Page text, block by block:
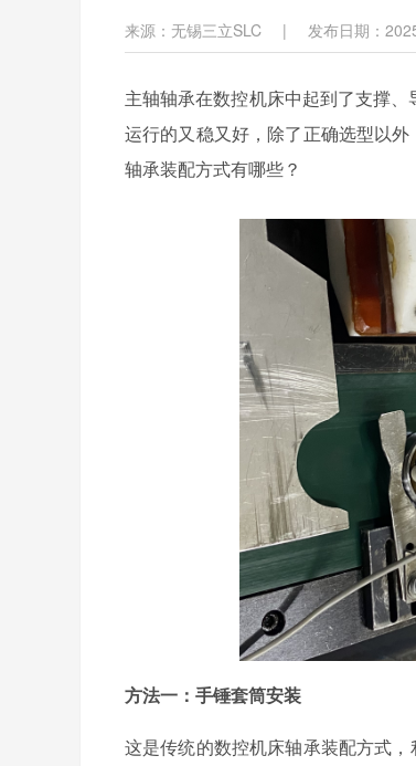
来源：无锡三立SLC | 发布日期：
主轴轴承在数控机床中起到了支撑、
运行的又稳又好，除了正确选型以
轴承装配方式有哪些？
方法一：手锤套筒安装
这是传统的数控机床轴承装配方式